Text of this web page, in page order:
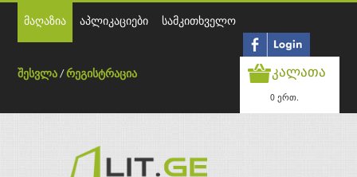
მაღაზია აპლიკაციები სამკითხველო
შესვლა /რეგისტრაცია კალათა
0 ერთ.